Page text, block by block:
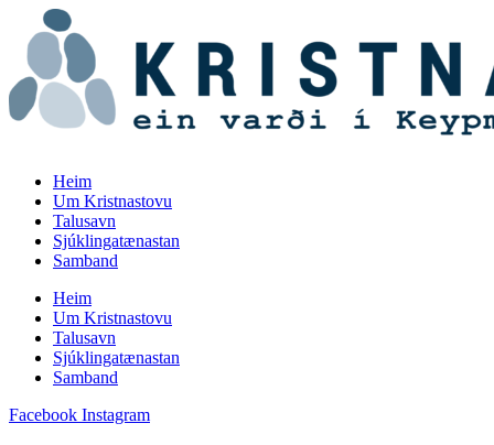
content
Heim
Um Kristnastovu
Talusavn
Sjúklingatænastan
Samband
Heim
Um Kristnastovu
Talusavn
Sjúklingatænastan
Samband
Facebook Instagram